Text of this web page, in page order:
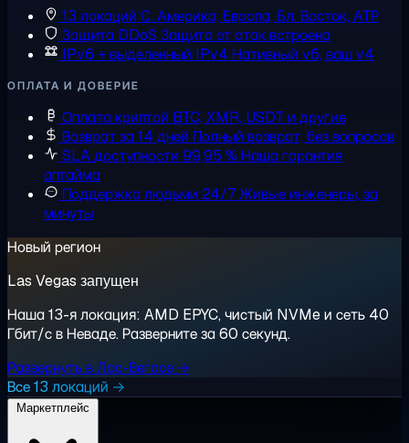
13 локаций С. Америка, Европа, Бл. Восток, АТР
Защита DDoS Защита от атак встроена
IPv6 + выделенный IPv4 Нативный v6, ваш v4
ОПЛАТА И ДОВЕРИЕ
Оплата криптой BTC, XMR, USDT и другие
Возврат за 14 дней Полный возврат, без вопросов
SLA доступности 99,95 % Наша гарантия
аптайма
Поддержка людьми 24/7Живые инженеры, за
минуты
Новый регион
Las Vegas запущен
Наша 13-я локация: AMD EPYC, чистый NVMe и сеть 40
Гбит/с в Неваде. Разверните за 60 секунд.
Развернуть в Лас-Вегасе →
Все 13 локаций →